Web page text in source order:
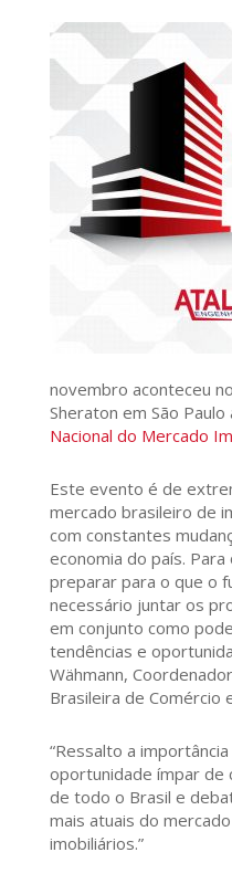
novembro aconteceu
Sheraton em São Paulo
Nacional do Mercado
Este evento é de
mercado brasileiro de
com constantes
economia do país.
preparar para o que o
necessário juntar os
em conjunto como
tendências e
Wähmann,
Brasileira de Comércio
“Ressalto a
oportunidade ímpar de
de todo o Brasil e
mais atuais do
imobiliários.”